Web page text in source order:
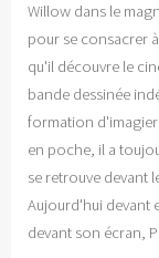
Willow dans le
pour se consacrer
qu'il découvre le
bande dessinée
formation
en poche, il a
se retrouve devant
Aujourd'hui devant
devant son écran,